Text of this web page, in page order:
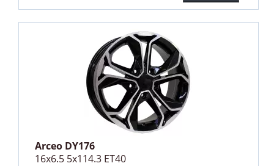
Arceo DY176
16x6.5 5x114.3 ET40